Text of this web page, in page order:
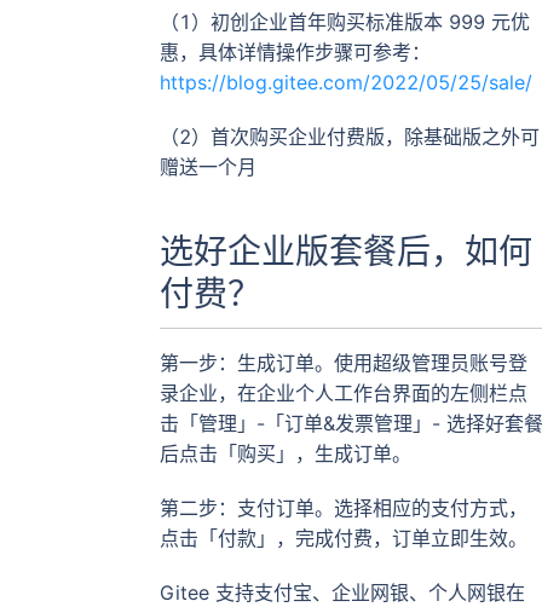
（1）初创企业首年购买标准版本 999 元优
惠，具体详情操作步骤可参考：
https://blog.gitee.com/2022/05/25/sale/
（2）首次购买企业付费版，除基础版之外可
赠送一个月
选好企业版套餐后，如何
付费？
第一步：生成订单。使用超级管理员账号登
录企业，在企业个人工作台界面的左侧栏点
击「管理」-「订单&发票管理」- 选择好套餐
后点击「购买」，生成订单。
第二步：支付订单。选择相应的支付方式，
点击「付款」，完成付费，订单立即生效。
Gitee 支持支付宝、企业网银、个人网银在